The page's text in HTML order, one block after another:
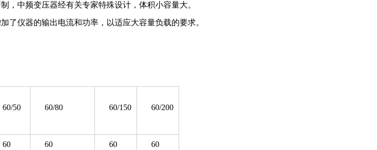
，中频变压器经有关专家特殊设计，体积小容量大。
了仪器的输出电流和功率，以适应大容量负载的要求。
60/50 60/80 60/150 60/200
60 60 60 60